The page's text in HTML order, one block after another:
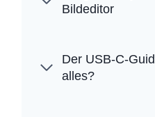
Bildeditor
Der USB-C-
alles?